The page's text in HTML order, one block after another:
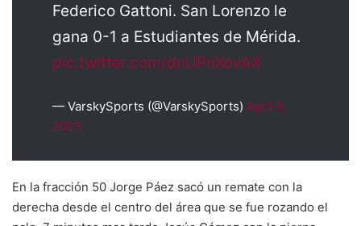
Federico Gattoni. San Lorenzo le
gana 0-1 a Estudiantes de Mérida.
pic.twitter.com/dnUPnXovAX
— VarskySports (@VarskySports) April 5,
2023
En la fracción 50 Jorge Páez sacó un remate con la
derecha desde el centro del área que se fue rozando el